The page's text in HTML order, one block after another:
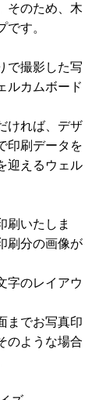
そのため、木
す。
で撮影した写
ルカムボード
ければ、デザ
印刷データを
迎えるウェル
刷いたしま
刷分の画像が
字のレイアウ
までお写真印
のような場合